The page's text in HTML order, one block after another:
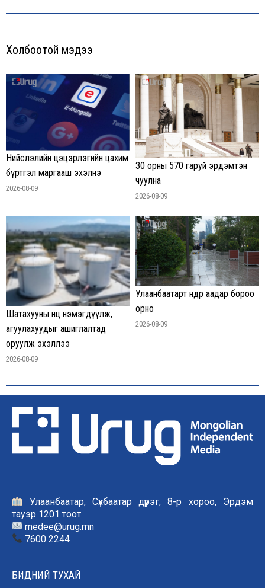
Холбоотой мэдээ
Нийслэлийн цэцэрлэгийн цахим
бүртгэл маргааш эхэлнэ
2026-08-09
30 орны 570 гаруй эрдэмтэн
чуулна
2026-08-09
Шатахууны нөөц нэмэгдүүлж,
агуулахуудыг ашиглалтад
оруулж эхэллээ
2026-08-09
Улаанбаатарт өнөөдөр аадар бороо
орно
2026-08-09
Улаанбаатар, Сүхбаатар дүүрэг, 8-р хороо, Эрдэм
тауэр 1201 тоот
medee@urug.mn
7600 2244
БИДНИЙ ТУХАЙ